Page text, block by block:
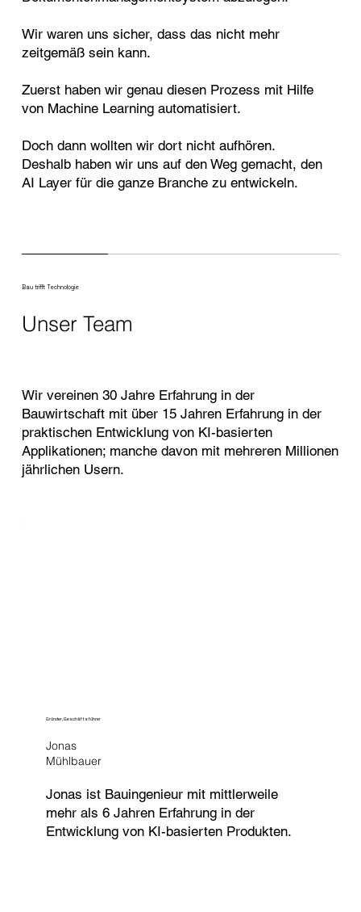
Wir waren uns sicher, dass das nicht mehr
zeitgemäß sein kann.
Zuerst haben wir genau diesen Prozess mit Hilfe
von Machine Learning automatisiert.
Doch dann wollten wir dort nicht aufhören.
Deshalb haben wir uns auf den Weg gemacht, den
AI Layer für die ganze Branche zu entwickeln.
Bau trifft Technologie
Unser Team
Wir vereinen 30 Jahre Erfahrung in der
Bauwirtschaft mit über 15 Jahren Erfahrung in der
praktischen Entwicklung von KI-basierten
Applikationen; manche davon mit mehreren Millionen
jährlichen Usern.
Jonas
Mühlbauer
Gründer, Geschäftsführer
Jonas ist Bauingenieur mit mittlerweile
mehr als 6 Jahren Erfahrung in der
Entwicklung von KI-basierten Produkten.​